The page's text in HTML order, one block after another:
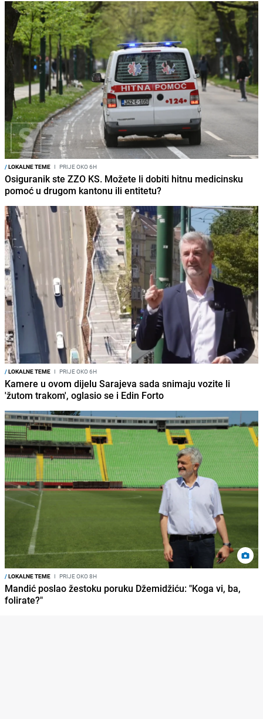
/LOKALNE TEME I PRIJE OKO 6H
Osiguranik ste ZZO KS. Možete li dobiti hitnu medicinsku
pomoć u drugom kantonu ili entitetu?
/LOKALNE TEME I PRIJE OKO 6H
Kamere u ovom dijelu Sarajeva sada snimaju vozite li
'žutom trakom', oglasio se i Edin Forto
/LOKALNE TEME I PRIJE OKO 8H
Mandić poslao žestoku poruku Džemidžiću: "Koga vi, ba,
folirate?"